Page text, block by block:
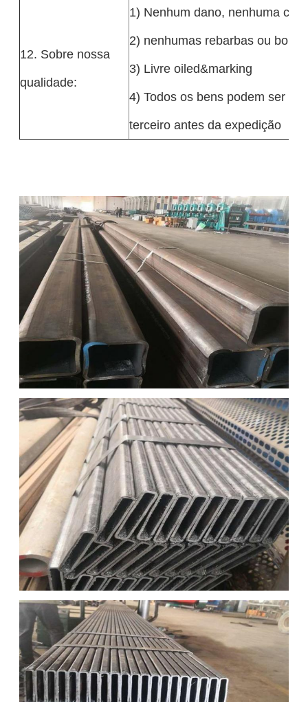
12. Sobre nossa
qualidade:
1) Nenhum dano, nenhuma
2) nenhumas rebarbas ou
3) Livre oiled&marking
4) Todos os bens podem ser
terceiro antes da expedição